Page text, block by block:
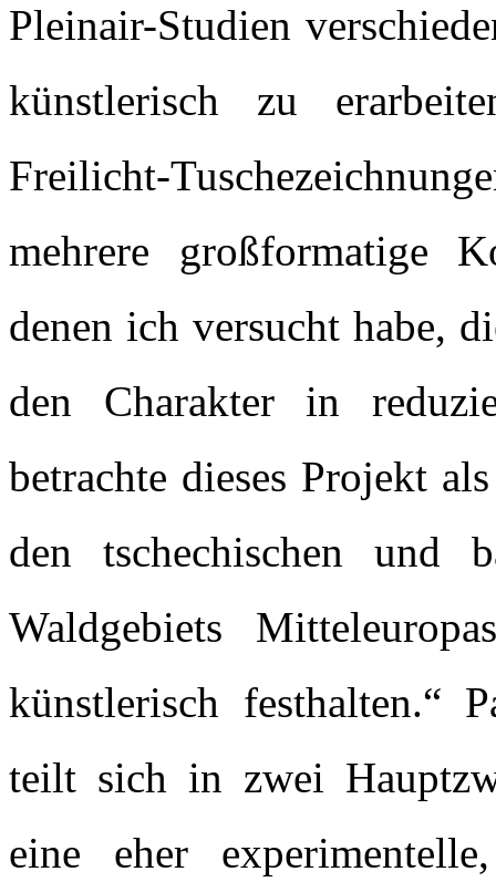
Pleinair-Studien
künstlerisch zu
Freilicht-
mehrere großformatige
denen ich versucht habe,
den Charakter in
betrachte dieses Projekt
den tschechischen und
Waldgebiets
künstlerisch festhalten.“
teilt sich in zwei
eine eher